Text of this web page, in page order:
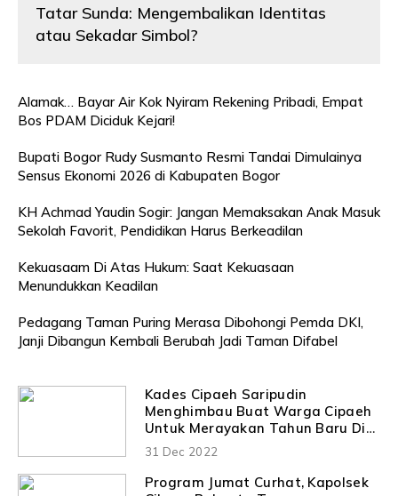
Tatar Sunda: Mengembalikan Identitas
atau Sekadar Simbol?
Alamak… Bayar Air Kok Nyiram Rekening Pribadi, Empat
Bos PDAM Diciduk Kejari!
Bupati Bogor Rudy Susmanto Resmi Tandai Dimulainya
Sensus Ekonomi 2026 di Kabupaten Bogor
KH Achmad Yaudin Sogir: Jangan Memaksakan Anak Masuk
Sekolah Favorit, Pendidikan Harus Berkeadilan
Kekuasaam Di Atas Hukum: Saat Kekuasaan
Menundukkan Keadilan
Pedagang Taman Puring Merasa Dibohongi Pemda DKI,
Janji Dibangun Kembali Berubah Jadi Taman Difabel
Kades Cipaeh Saripudin
Menghimbau Buat Warga Cipaeh
Untuk Merayakan Tahun Baru Di
Rumah Saja
31 Dec 2022
Program Jumat Curhat, Kapolsek